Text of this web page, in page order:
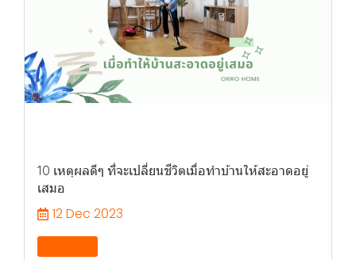
10 เหตุผลดีๆ ที่จะเปลี่ยนชีวิตเมื่อทำบ้านให้สะอาดอยู่
เสมอ
12 Dec 2023